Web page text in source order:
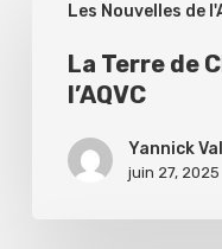
Les Nouvelles de
Terre
Chez
parle
La Terre de
l’AQVC
Yannick
juin 27, 2025